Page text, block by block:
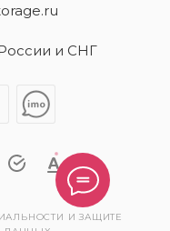
и СНГ
И ЗАЩИТЕ